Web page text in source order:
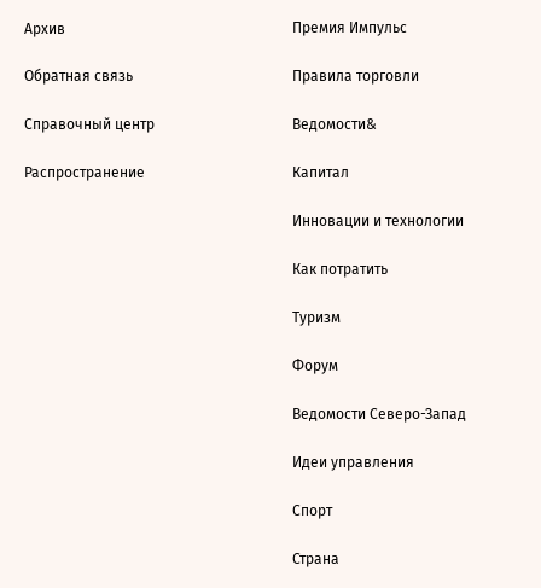
Архив
Обратная связь
Справочный центр
Распространение
Премия Импульс
Правила торговли
Ведомости&
Капитал
Инновации и технологии
Как потратить
Туризм
Форум
Ведомости Северо-Запад
Идеи управления
Спорт
Страна